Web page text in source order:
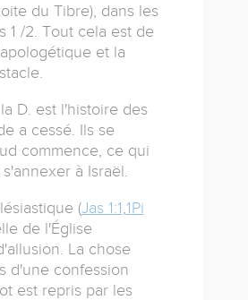
du Tibre), dans les
1 /2. Tout cela est de
et la
D. est l'histoire des
a cessé. Ils se
commence, ce qui
à Israël.
(Jas 1:1 1Pi
de l'Église
La chose
d'une confession
est repris par les